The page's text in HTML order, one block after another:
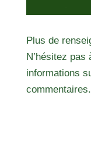
Plus de
N’hésitez pas
informations
commentaires.